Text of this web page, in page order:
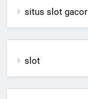
situs slot gacor
slot